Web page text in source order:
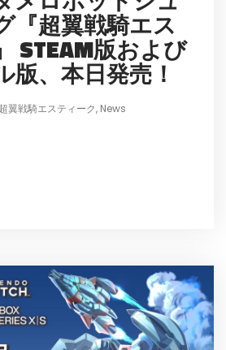
『超翼戦騎エス
STEAM版および
版、本日発売！
超翼戦騎エスティーク, News